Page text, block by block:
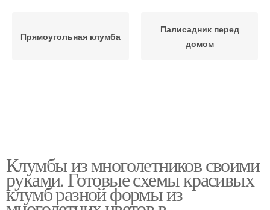
Прямоугольная клумба
Палисадник перед
домом
Клумбы из многолетников своими
руками. Готовые схемы красивых
клумб разной формы из